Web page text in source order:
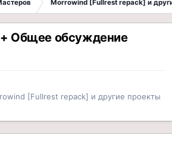
Morrowind [Fullrest repack] и
Общее обсуждение
[Fullrest repack] и другие проекты